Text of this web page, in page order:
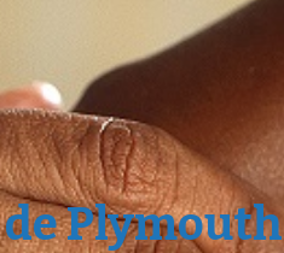
Plymouth